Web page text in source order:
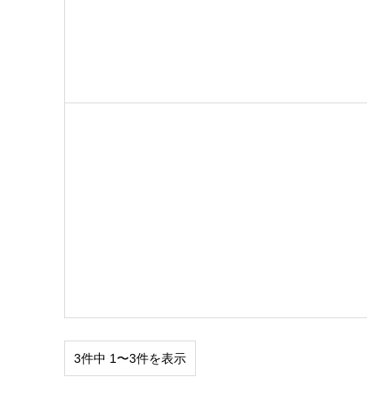
3件中 1〜3件を表示